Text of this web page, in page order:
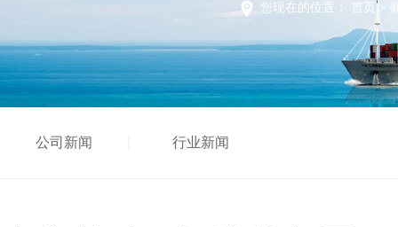
您现在的位置： 首页 >
公司新闻 行业新闻